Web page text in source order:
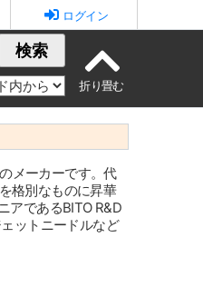
ログイン
検索
メーカーです。代
格別なものに昇華
アであるBITO R&D
ットニードルなど